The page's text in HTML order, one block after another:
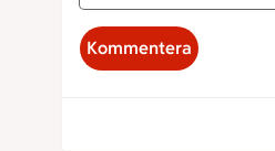
Kommentera